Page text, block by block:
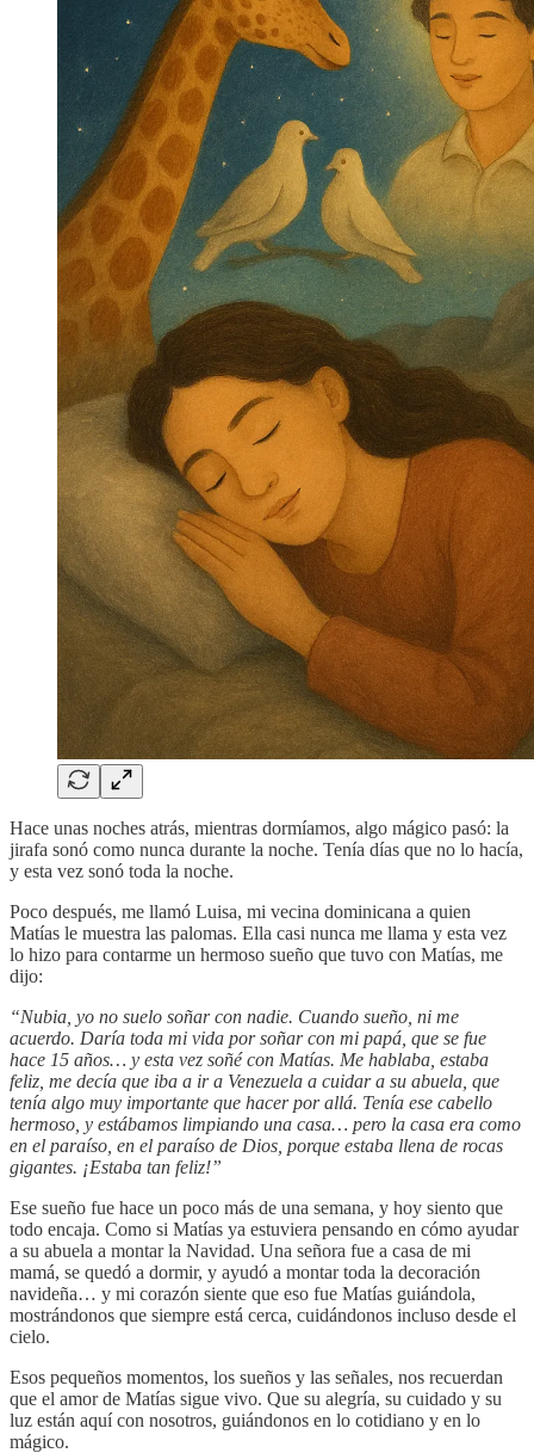
Hace unas noches atrás, mientras dormíamos, algo mágico pasó: la
jirafa sonó como nunca durante la noche. Tenía días que no lo hacía,
y esta vez sonó toda la noche.
Poco después, me llamó Luisa, mi vecina dominicana a quien
Matías le muestra las palomas. Ella casi nunca me llama y esta vez
lo hizo para contarme un hermoso sueño que tuvo con Matías, me
dijo:
“Nubia, yo no suelo soñar con nadie. Cuando sueño, ni me
acuerdo. Daría toda mi vida por soñar con mi papá, que se fue
hace 15 años… y esta vez soñé con Matías. Me hablaba, estaba
feliz, me decía que iba a ir a Venezuela a cuidar a su abuela, que
tenía algo muy importante que hacer por allá. Tenía ese cabello
hermoso, y estábamos limpiando una casa… pero la casa era como
en el paraíso, en el paraíso de Dios, porque estaba llena de rocas
gigantes. ¡Estaba tan feliz!”
Ese sueño fue hace un poco más de una semana, y hoy siento que
todo encaja. Como si Matías ya estuviera pensando en cómo ayudar
a su abuela a montar la Navidad. Una señora fue a casa de mi
mamá, se quedó a dormir, y ayudó a montar toda la decoración
navideña… y mi corazón siente que eso fue Matías guiándola,
mostrándonos que siempre está cerca, cuidándonos incluso desde el
cielo.
Esos pequeños momentos, los sueños y las señales, nos recuerdan
que el amor de Matías sigue vivo. Que su alegría, su cuidado y su
luz están aquí con nosotros, guiándonos en lo cotidiano y en lo
mágico.